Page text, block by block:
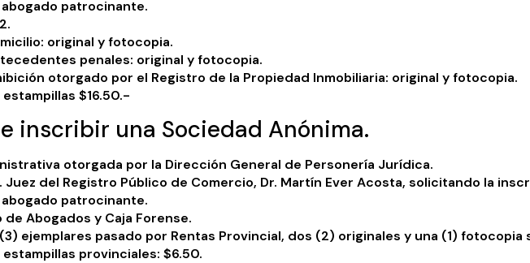
patrocinante.
original y fotocopia.
penales: original y fotocopia.
otorgado por el Registro de la Propiedad Inmobiliaria: original y fotocopia.
$16.50.-
inscribir una Sociedad Anónima.
otorgada por la Dirección General de Personería Jurídica.
Juez del Registro Público de Comercio, Dr. Martín Ever Acosta, solicitando la
patrocinante.
Abogados y Caja Forense.
ejemplares pasado por Rentas Provincial, dos (2) originales y una (1) fotocopia
provinciales: $6.50.